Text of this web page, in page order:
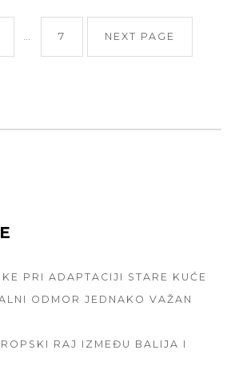
PAGE
7 NEXT PAGE
PRI ADAPTACIJI STARE KUĆE
ODMOR JEDNAKO VAŽAN
RAJ IZMEĐU BALIJA I